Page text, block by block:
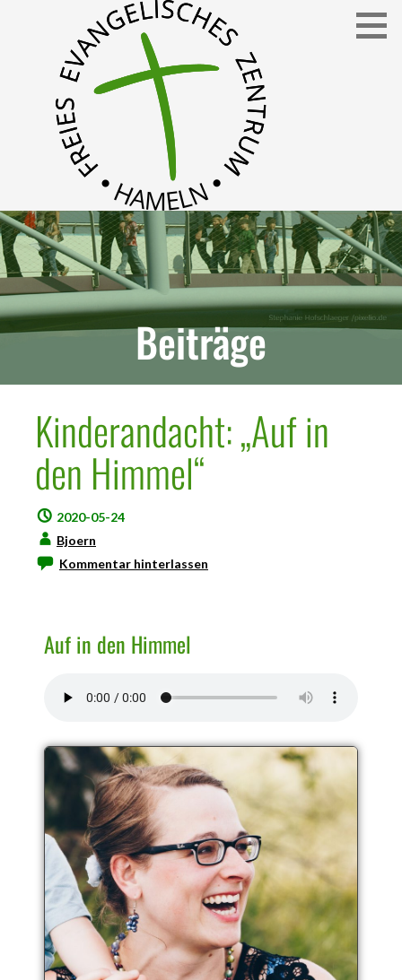
FEZ
Freies Evangelisches Zentrum in Hameln
Beiträge
Kinderandacht: „Auf in
den Himmel“
2020-05-24
Bjoern
Kommentar hinterlassen
Auf in den Himmel